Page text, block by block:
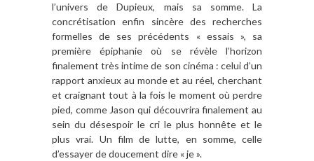
l’univers de Dupieux, mais sa somme. La
concrétisation enfin sincère des recherches
formelles de ses précédents « essais », sa
première épiphanie où se révèle l’horizon
finalement très intime de son cinéma : celui d’un
rapport anxieux au monde et au réel, cherchant
et craignant tout à la fois le moment où perdre
pied, comme Jason qui découvrira finalement au
sein du désespoir le cri le plus honnête et le
plus vrai. Un film de lutte, en somme, celle
d’essayer de doucement dire « je ».